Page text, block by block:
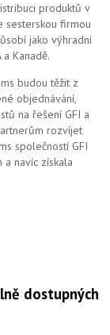
produktů v
sesterskou firmou
jako výhradní
Kanadě.
budou těžit z
objednávání,
na řešení GFI a
rozvíjet
společností GFI
navíc získala
dostupných